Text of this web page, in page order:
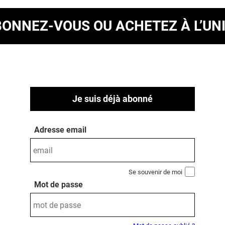
VOUS OU ACHETEZ À
Je suis déjà abonné
Adresse email
Se souvenir de moi
Mot de passe